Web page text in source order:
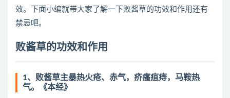
效。下面小编就带大家了解一下败酱草的功效和作用还有
禁忌吧。
败酱草的功效和作用
1、败酱草主暴热火疮、赤气，疥瘙疽痔，马鞍热
气。《本经》